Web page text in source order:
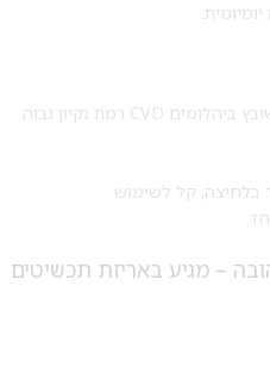
•:העגיל עשוי מזהב 14 קראט מלא ומשובץ ביהלומים CVD רמת נקיון גבוה
בלחיצה, קל לשימוש
– מגיע באריזת תכשיטים